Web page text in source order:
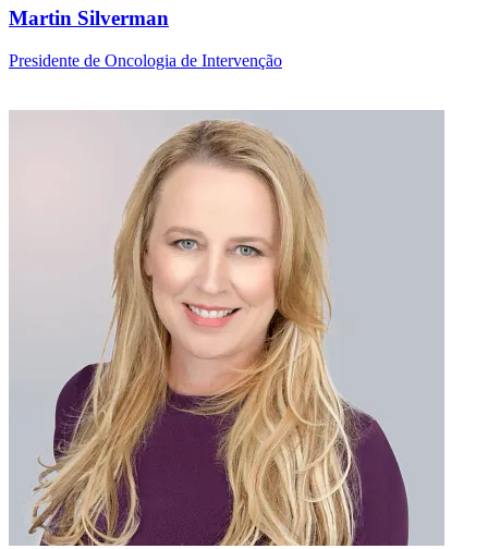
Martin Silverman
Presidente de Oncologia de Intervenção